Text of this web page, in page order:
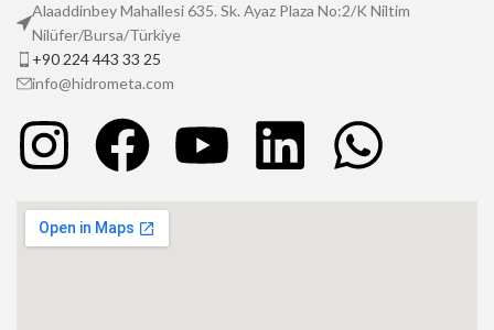
Alaaddinbey Mahallesi 635. Sk. Ayaz Plaza No:2/K Niltim
Nilüfer/Bursa/Türkiye
+90 224 443 33 25
info@hidrometa.com